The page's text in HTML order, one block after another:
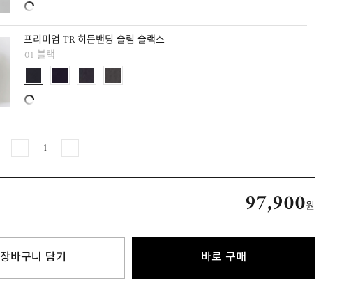
프리미엄 TR 히든밴딩 슬림 슬랙스
01 블랙
97,900원
장바구니 담기 바로 구매